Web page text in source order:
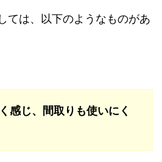
ては、以下のようなものがあ
感じ、間取りも使いにく